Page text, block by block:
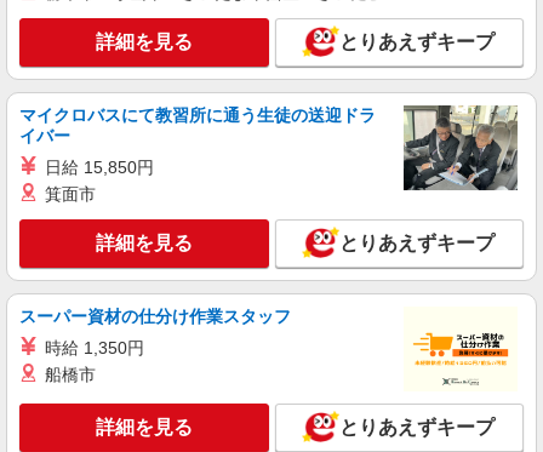
詳細を見る とりあえずキープ
マイクロバスにて教習所に通う生徒の送迎ドラ
イバー
日給 15,850円
箕面市
詳細を見る とりあえずキープ
スーパー資材の仕分け作業スタッフ
時給 1,350円
船橋市
詳細を見る とりあえずキープ